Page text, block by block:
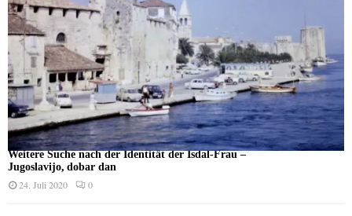
Weitere Suche nach der Identität der Isdal-Frau –
Jugoslavijo, dobar dan
24. Juli 2020 0